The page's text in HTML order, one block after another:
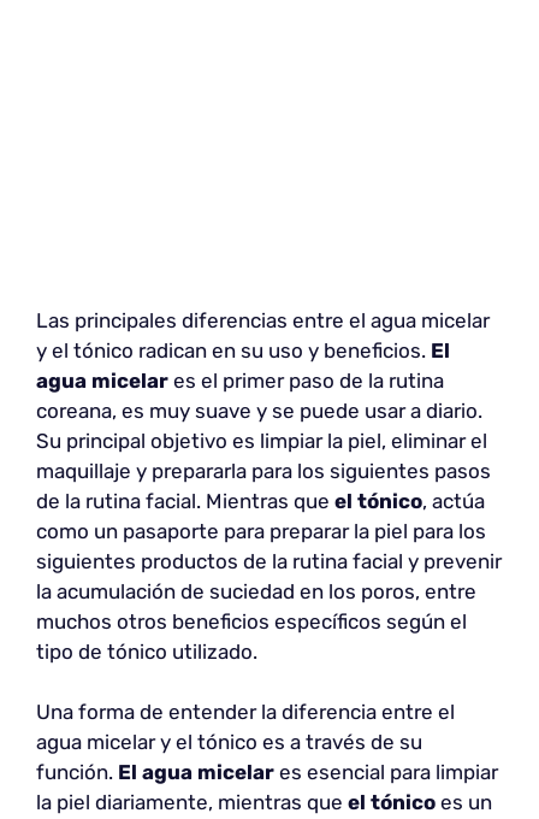
Las principales diferencias entre el agua micelar
y el tónico radican en su uso y beneficios. El
agua micelar es el primer paso de la rutina
coreana, es muy suave y se puede usar a diario.
Su principal objetivo es limpiar la piel, eliminar el
maquillaje y prepararla para los siguientes pasos
de la rutina facial. Mientras que el tónico, actúa
como un pasaporte para preparar la piel para los
siguientes productos de la rutina facial y prevenir
la acumulación de suciedad en los poros, entre
muchos otros beneficios específicos según el
tipo de tónico utilizado.
Una forma de entender la diferencia entre el
agua micelar y el tónico es a través de su
función. El agua micelar es esencial para limpiar
la piel diariamente, mientras que el tónico es un